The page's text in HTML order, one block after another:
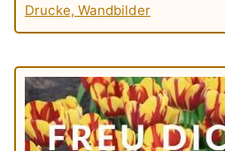
Drucke, Wandbilder